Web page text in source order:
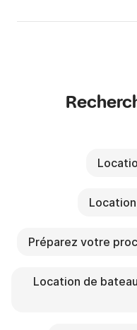
Préparez votre
Location de